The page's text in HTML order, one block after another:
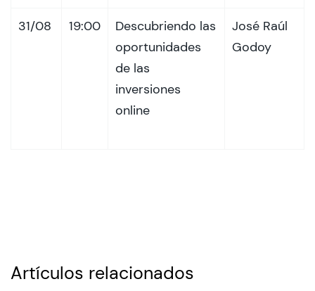
31/08 19:00
Descubriendo las
oportunidades
de las
inversiones
online
José Raúl
Godoy
Artículos relacionados